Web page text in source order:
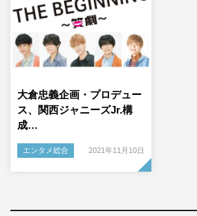
大倉忠義企画・プロデュー
ス、関西ジャニーズJr.構
成…
エンタメ総合 2021年11月10日